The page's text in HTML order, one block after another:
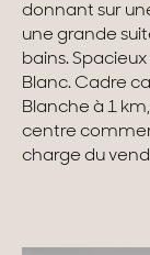
donnant sur
une grande
bains.
Blanc. Cadre
Blanche à 1
centre
charge du